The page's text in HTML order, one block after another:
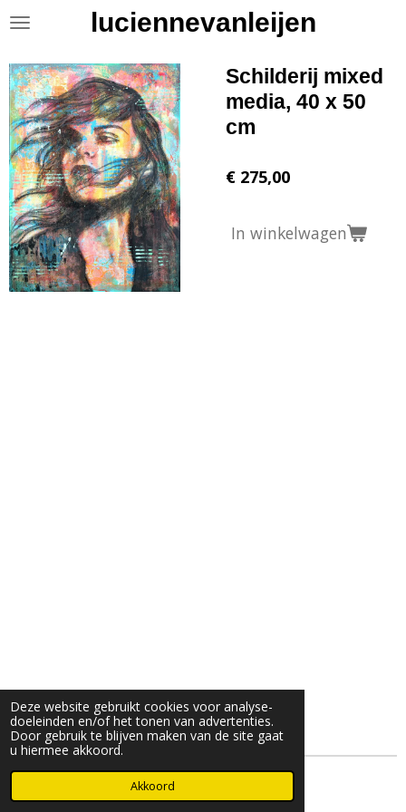
Deze website gebruikt cookies voor analyse-
doeleinden en/of het tonen van advertenties.
Door gebruik te blijven maken van de site gaat
u hiermee akkoord.
Akkoord
Ga
de
hoofdinhoud
luciennevanleijen
Schilderij mixed
media, 40 x 50
cm
€ 275,00
In winkelwagen
© 2022 - 2026 luciennevanleijen